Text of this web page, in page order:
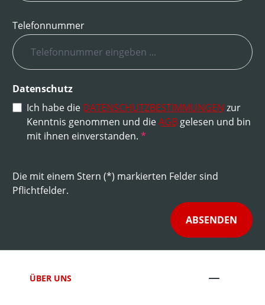
Telefonnummer
Datenschutz
Ich habe die DATENSCHUTZBESTIMMUNGEN zur
Kenntnis genommen und die AGB gelesen und bin
mit ihnen einverstanden. *
Die mit einem Stern (*) markierten Felder sind
Pflichtfelder.
ABSENDEN
ÜBER UNS